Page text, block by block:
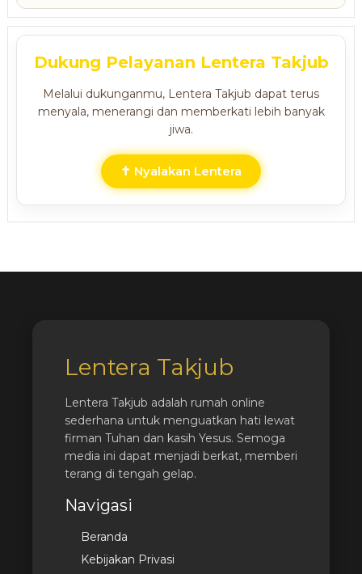
Dukung Pelayanan Lentera Takjub
Melalui dukunganmu, Lentera Takjub dapat terus
menyala, menerangi dan memberkati lebih banyak
jiwa.
✝ Nyalakan Lentera
Lentera Takjub
Lentera Takjub adalah rumah online
sederhana untuk menguatkan hati lewat
firman Tuhan dan kasih Yesus. Semoga
media ini dapat menjadi berkat, memberi
terang di tengah gelap.
Navigasi
Beranda
Kebijakan Privasi